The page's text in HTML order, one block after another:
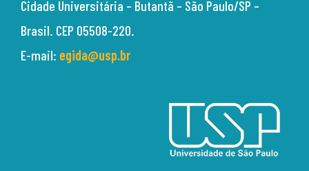
Cidade Universitária – Butantã – São Paulo/SP –
Brasil. CEP 05508-220.
E-mail: egida@usp.br